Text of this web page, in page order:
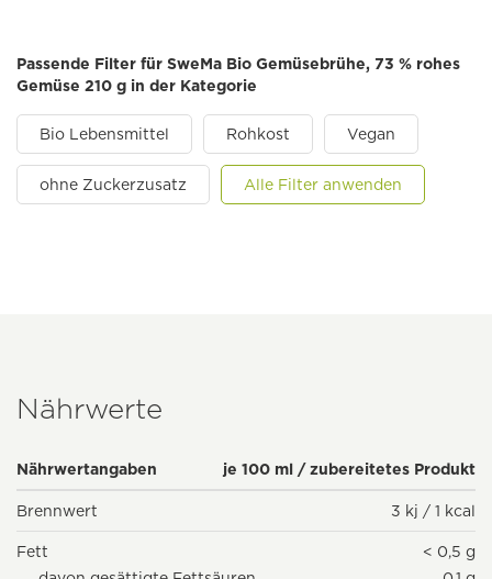
Passende Filter für SweMa Bio Gemüsebrühe, 73 % rohes
Gemüse 210 g in der Kategorie
Bio Lebensmittel Rohkost Vegan
ohne Zuckerzusatz Alle Filter anwenden
Nährwerte
Nährwertangaben je 100 ml / zubereitetes Produkt
Brennwert 3 kj / 1 kcal
Fett
< 0,5 g